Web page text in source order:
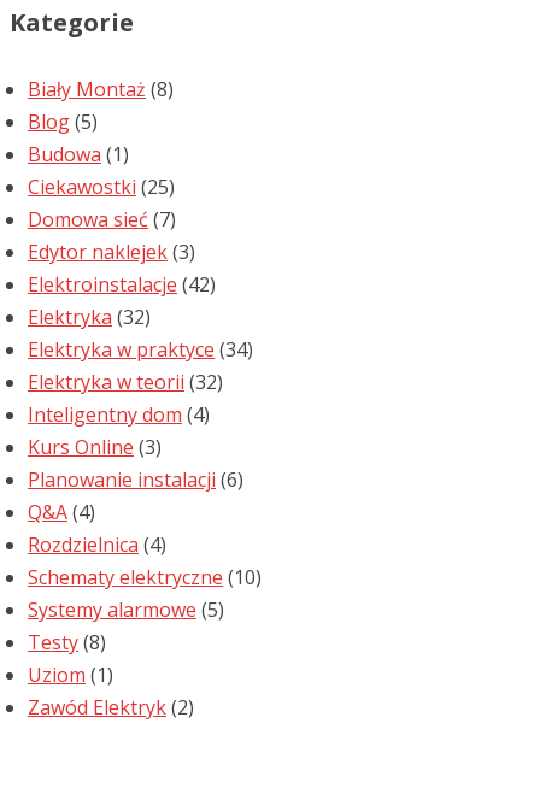
Kategorie
Biały Montaż (8)
Blog(5)
Budowa (1)
Ciekawostki (25)
Domowa sieć (7)
Edytor naklejek(3)
Elektroinstalacje (42)
Elektryka (32)
Elektryka w praktyce (34)
Elektryka w teorii (32)
Inteligentny dom (4)
Kurs Online (3)
Planowanie instalacji (6)
Q&A(4)
Rozdzielnica (4)
Schematy elektryczne (10)
Systemy alarmowe (5)
Testy(8)
Uziom (1)
Zawód Elektryk(2)